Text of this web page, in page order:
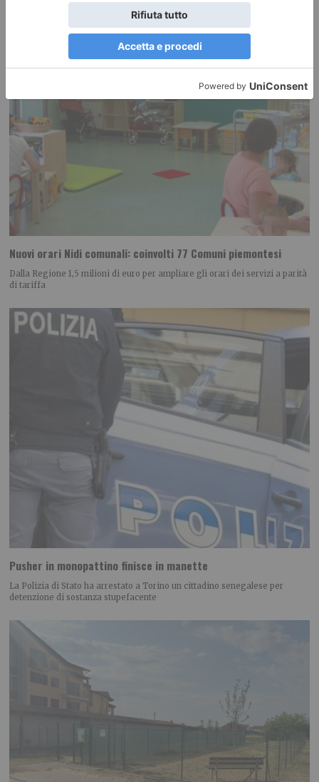
Nuovi orari Nidi comunali: coinvolti 77 Comuni piemontesi
Dalla Regione 1,5 milioni di euro per ampliare gli orari dei servizi a parità
di tariffa
Pusher in monopattino finisce in manette
La Polizia di Stato ha arrestato a Torino un cittadino senegalese per
detenzione di sostanza stupefacente